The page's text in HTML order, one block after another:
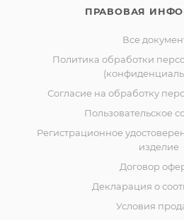
ПРАВОВАЯ
Все
Политика обработки
Согласие на обработку
Пользовательское
Регистрационное
изделие
Договор
Декларация о
Условия